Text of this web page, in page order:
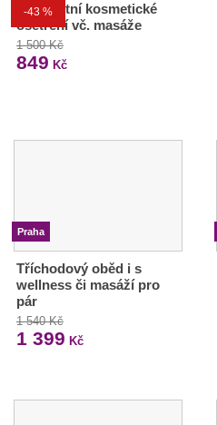
-43 %
Kompletní kosmetické
ošetření vč. masáže
1 500 Kč
849 Kč
Praha
Tříchodový oběd i s
wellness či masáží pro
pár
1 540 Kč
1 399 Kč